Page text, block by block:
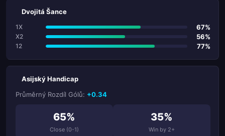
Dvojitá Šance
1X 67%
X2 56%
12 77%
Asijský Handicap
Průměrný Rozdíl Gólů: +0.34
65%
Close (0-1)
35%
Win by 2+